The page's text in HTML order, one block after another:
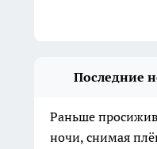
Последние
Раньше
ночи, снимая